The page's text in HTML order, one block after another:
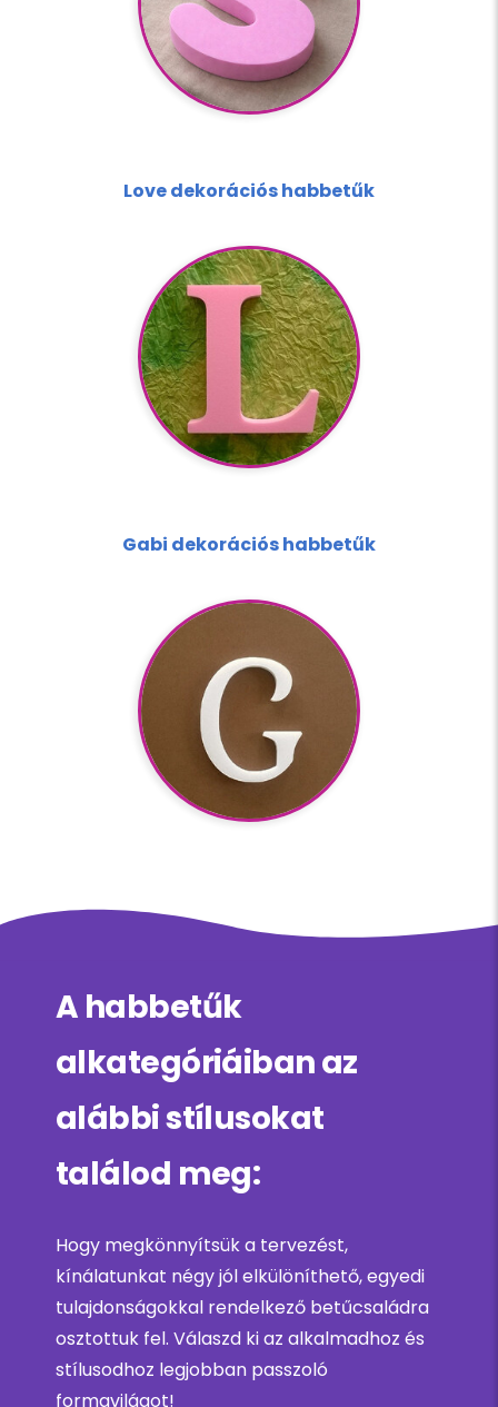
Love dekorációs habbetűk
Gabi dekorációs habbetűk
A habbetűk
alkategóriáiban az
alábbi stílusokat
találod meg:
Hogy megkönnyítsük a tervezést,
kínálatunkat négy jól elkülöníthető, egyedi
tulajdonságokkal rendelkező betűcsaládra
osztottuk fel. Válaszd ki az alkalmadhoz és
stílusodhoz legjobban passzoló
formavilágot!